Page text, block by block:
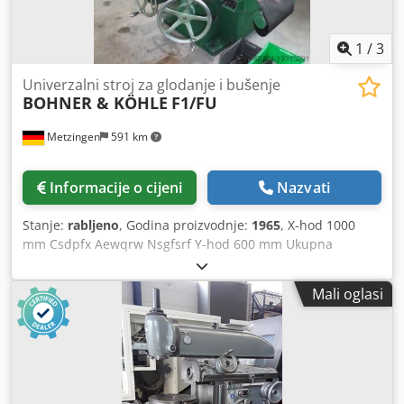
1 /3
Metzingen 591 km
Univerzalni stroj za glodanje i bušenje
BOHNER & KÖHLE F1/FU
Informacije o cijeni Nazvati
Stanje: rabljeno, Godina proizvodnje: 1965, X-hod 1000
mm Csdpfx Aewqrw Nsgfsrf Y-hod 600 mm Ukupna
potrebna snaga 2,5 kW Slijedi opis!
Mali oglasi